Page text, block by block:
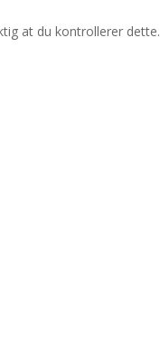
at du kontrollerer dette.